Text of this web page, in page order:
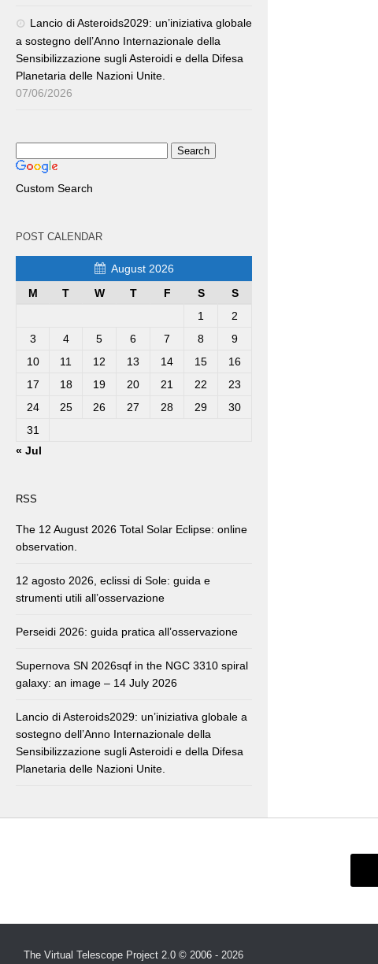
Lancio di Asteroids2029: un’iniziativa globale
a sostegno dell’Anno Internazionale della
Sensibilizzazione sugli Asteroidi e della Difesa
Planetaria delle Nazioni Unite.
07/06/2026
Custom Search
POST CALENDAR
August 2026
M
T W T F S
S
1
2
3
4 5 6 7 8
9
10
11 12 13 14 15
16
17
18 19 20 21 22
23
24
25 26 27 28 29
30
31
« Jul
RSS
The 12 August 2026 Total Solar Eclipse: online
observation.
12 agosto 2026, eclissi di Sole: guida e
strumenti utili all’osservazione
Perseidi 2026: guida pratica all’osservazione
Supernova SN 2026sqf in the NGC 3310 spiral
galaxy: an image – 14 July 2026
Lancio di Asteroids2029: un’iniziativa globale a
sostegno dell’Anno Internazionale della
Sensibilizzazione sugli Asteroidi e della Difesa
Planetaria delle Nazioni Unite.
The Virtual Telescope Project 2.0 © 2006 - 2026